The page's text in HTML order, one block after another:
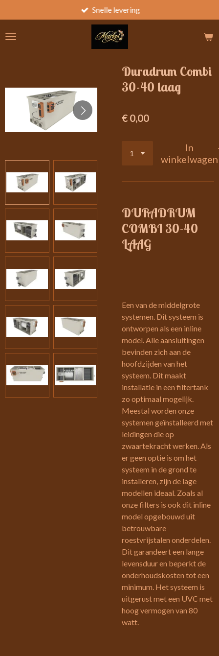
direct
naar
Snelle levering
Duradrum Combi
30-40 laag
€ 0,00
In
winkelwagen
DURADRUM
COMBI 30-40
LAAG
Een van de middelgrote
systemen. Dit systeem is
ontworpen als een inline
model. Alle aansluitingen
bevinden zich aan de
hoofdzijden van het
systeem. Dit maakt
installatie in een filtertank
zo optimaal mogelijk.
Meestal worden onze
systemen geïnstalleerd met
leidingen die op
zwaartekracht werken. Als
er geen optie is om het
systeem in de grond te
installeren, zijn de lage
modellen ideaal. Zoals al
onze filters is ook dit inline
model opgebouwd uit
betrouwbare
roestvrijstalen onderdelen.
Dit garandeert een lange
levensduur en beperkt de
onderhoudskosten tot een
minimum. Het systeem is
uitgerust met een UVC met
hoog vermogen van 80
watt.